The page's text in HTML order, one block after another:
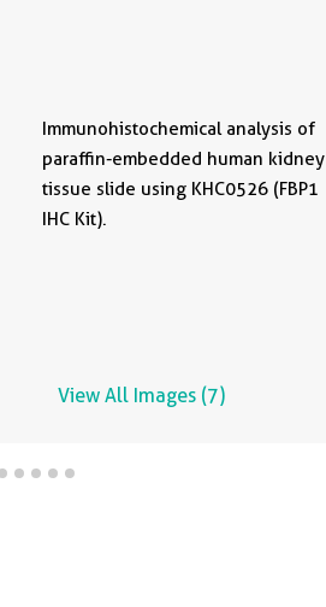
Immunohistochemical analysis of
paraffin-embedded human kidney
tissue slide using KHC0526 (FBP1
IHC Kit).
View All Images (7)